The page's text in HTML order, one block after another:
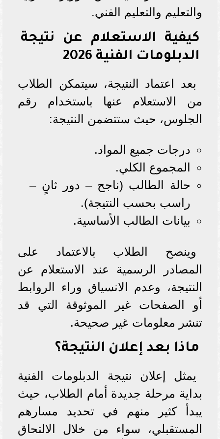
والتعليم والتعليم الفني.
كيفية الاستعلام عن نتيجة
الدبلومات الفنية 2026
بعد اعتماد النتيجة، سيتمكن الطلاب
من الاستعلام عنها باستخدام رقم
الجلوس، حيث ستتضمن النتيجة:
درجات جميع المواد.
المجموع الكلي.
حالة الطالب (ناجح – دور ثانٍ –
راسب بحسب النتيجة).
بيانات الطالب الأساسية.
وينصح الطلاب بالاعتماد على
المصادر الرسمية عند الاستعلام عن
النتيجة، وعدم الانسياق وراء الروابط
أو الصفحات غير الموثوقة التي قد
تنشر معلومات غير صحيحة.
ماذا بعد إعلان النتيجة؟
يمثل إعلان نتيجة الدبلومات الفنية
بداية مرحلة جديدة أمام الطلاب، حيث
يبدأ كثير منهم في تحديد مسارهم
المستقبلي، سواء من خلال الالتحاق